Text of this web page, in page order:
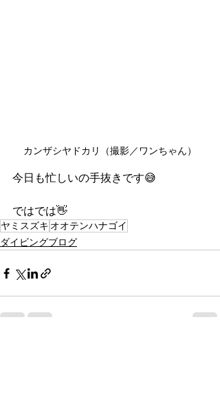
カンザシヤドカリ（撮影／ワンちゃん）
今日も忙しいの手抜きです😅
ではでは👋
ヤミスズキ オオテンハナゴイ
ダイビングブログ